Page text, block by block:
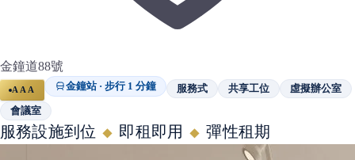
金鐘道88號
AAA 金鐘站 · 步行 1 分鐘 服務式 共享工位 虛擬辦公室
會議室
服務設施到位 ◆ 即租即用 ◆ 彈性租期